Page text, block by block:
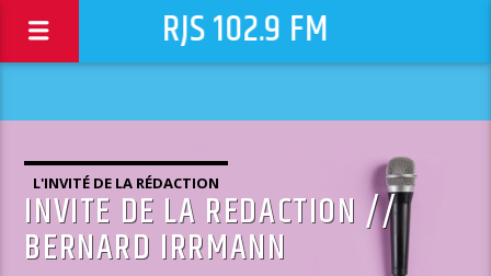
RJS 102.9 FM
L'INVITÉ DE LA RÉDACTION
INVITE DE LA REDACTION //
BERNARD IRRMANN